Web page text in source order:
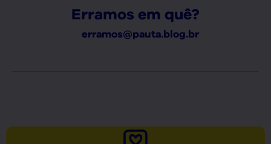
Erramos em quê?
erramos@pauta.blog.br